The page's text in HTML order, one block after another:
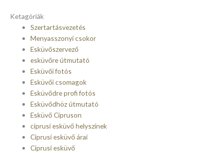
Ketagóriák
Szertartásvezetés
Menyasszonyi csokor
Esküvőszervező
esküvőre útmutató
Esküvői fotós
Esküvői csomagok
Esküvődre profi fotós
Esküvődhöz útmutató
Esküvő Cipruson
ciprusi esküvő helyszínek
Ciprusi esküvő árai
Ciprusi esküvő